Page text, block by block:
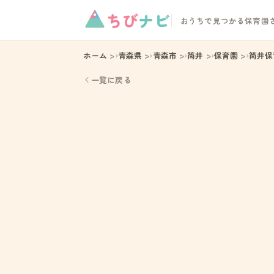
ちびナビ おうちで見つかる保育園
ホーム 青森県 青森市 筒井 保育園 筒井
一覧に戻る